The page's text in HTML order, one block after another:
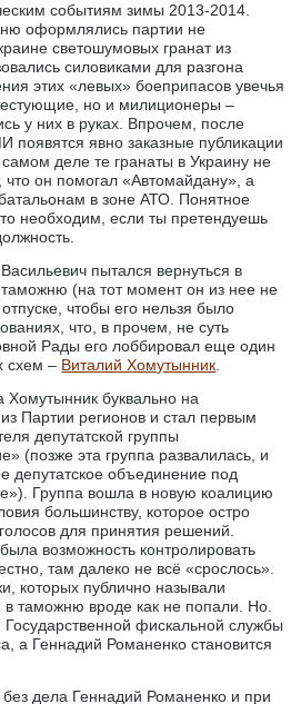
событиям зимы 2013-2014.
оформлялись партии не
светошумовых гранат из
силовиками для разгона
этих «левых» боеприпасов увечья
но и милиционеры –
у них в руках. Впрочем, после
явно заказные публикации
деле те гранаты в Украину не
что он помогал «Автомайдану», а
в зоне АТО. Понятное
необходим, если ты претендуешь
пытался вернуться в
(на тот момент он из нее не
чтобы его нельзя было
что, в прочем, не суть
Рады его лоббировал еще один
схем – Виталий Хомутынник
Хомутынник буквально на
Партии регионов и стал первым
депутатской группы
(позже эта группа развалилась, и
депутатское объединение под
Группа вошла в новую коалицию
большинству, которое остро
для принятия решений.
возможность контролировать
там далеко не всё «срослось».
которых публично называли
таможню вроде как не попали. Но.
фискальной службы
а Геннадий Романенко становится
дела Геннадий Романенко и при